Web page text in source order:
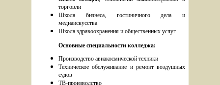
торговли
Школа бизнеса, гостиничного дела и
медиаискусства
Школа здравоохранения и общественных услуг
Основные специальности колледжа:
Производство авиакосмической техники
Техническое обслуживание и ремонт воздушных
судов
ТВ-производство